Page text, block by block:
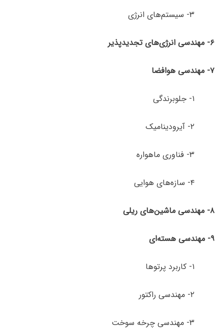
۳- سیستم‌های انرژی
۶- مهندسی انرژی‌های تجدیدپذیر
۷- مهندسی هوافضا
۱- جلوبرندگی
۲- آیرودینامیک
۳- فناوری ماهواره
۴- سازه‌های هوایی
۸- مهندسی ماشین‌های ریلی
۹- مهندسی هسته‌ای
۱- کاربرد پرتوها
۲- مهندسی راکتور
۳- مهندسی چرخه سوخت